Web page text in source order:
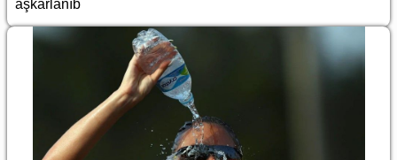
aşkarlanıb